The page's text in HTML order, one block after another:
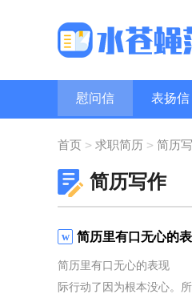
慰问信 表扬信
首页 > 求职简历 > 简历
简历写作
简历里有口无心的
简历里有口无心的表现
际行动了因为根本没心。